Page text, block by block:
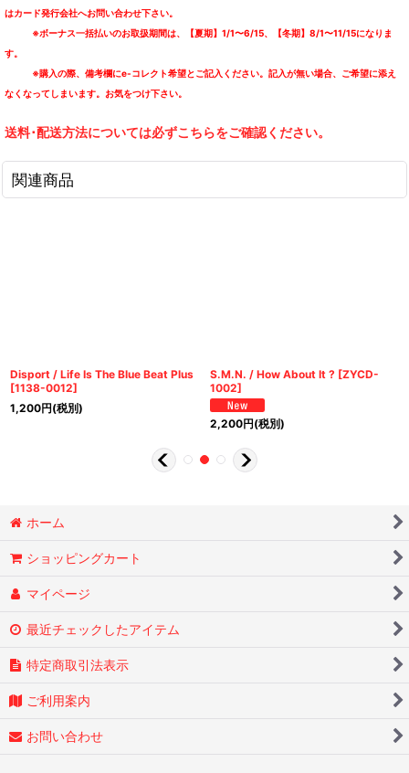
はカード発行会社へお問い合わせ下さい。
※ボーナス一括払いのお取扱期間は、【夏期】1/1〜6/15、【冬期】8/1〜11/15になりま
す。
※購入の際、備考欄にe-コレクト希望とご記入ください。記入が無い場合、ご希望に添え
なくなってしまいます。お気をつけ下さい。
送料･配送方法については必ずこちらをご確認ください。
関連商品
Disport / Life Is The Blue Beat Plus
[1138-0012]
1,200円(税別)
S.M.N. / How About It ? [ZYCD-
1002]
2,200円(税別)
ホーム
ショッピングカート
マイページ
最近チェックしたアイテム
特定商取引法表示
ご利用案内
お問い合わせ